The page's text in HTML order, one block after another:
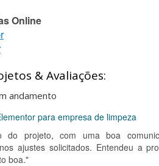
Online
& Avaliações:
andamento
para empresa de limpeza
do projeto, com uma boa
ajustes solicitados. Entendeu a
boa."